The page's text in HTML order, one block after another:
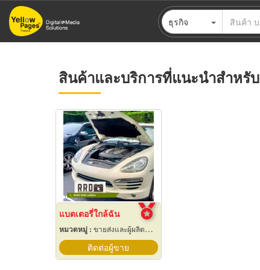
ข้าม
ไป
ธุรกิจ
สินค้าและบริการที่แนะนำสำหรับ
แบตเตอรี่ใกล้ฉัน
หมวดหมู่ : ขายส่งและผู้ผลิตแบตเตอรี่
ติดต่อผู้ขาย